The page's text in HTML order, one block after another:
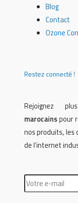
Blog
Contact
Ozone
Restez connecté !
Rejoignez
marocainspour
nos produits, les
de l’internet